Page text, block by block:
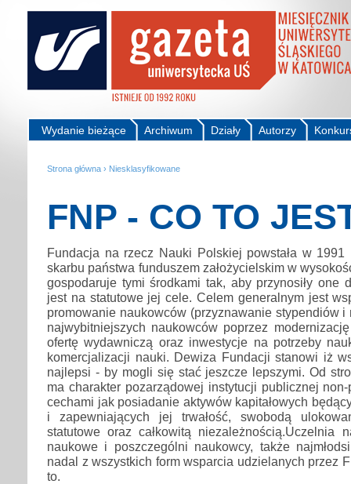
Autorzy
Działy
Archiwum
Wydanie bieżące
Strona główna › Niesklasyfikowane
FNP - CO TO
Fundacja na rzecz Nauki Polskiej powstała w
skarbu państwa funduszem założycielskim w
gospodaruje tymi środkami tak, aby przynosiły one
jest na statutowe jej cele. Celem generalnym jest
promowanie naukowców (przyznawanie stypendiów i
najwybitniejszych naukowców poprzez
ofertę wydawniczą oraz inwestycje na potrzeby
komercjalizacji nauki. Dewiza Fundacji stanowi iż
najlepsi - by mogli się stać jeszcze lepszymi. Od
ma charakter pozarządowej instytucji publicznej
cechami jak posiadanie aktywów kapitałowych
i zapewniających jej trwałość, swobodą
statutowe oraz całkowitą niezależnością.Uczelnia
naukowe i poszczególni naukowcy, także
nadal z wszystkich form wsparcia udzielanych przez
to.